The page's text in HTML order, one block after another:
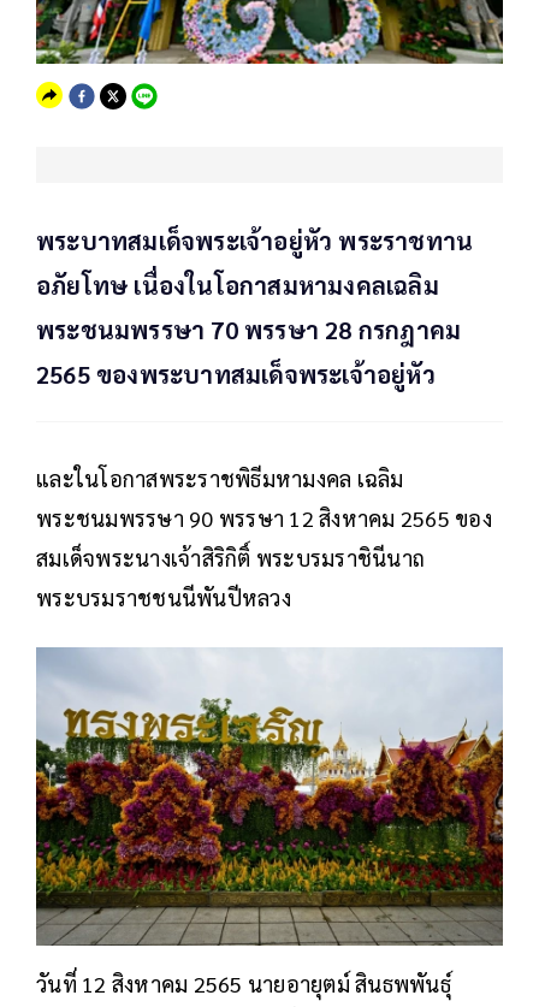
พระบาทสมเด็จพระเจ้าอยู่หัว พระราชทาน
อภัยโทษ เนื่องในโอกาสมหามงคลเฉลิม
พระชนมพรรษา 70 พรรษา 28 กรกฎาคม
2565 ของพระบาทสมเด็จพระเจ้าอยู่หัว
และในโอกาสพระราชพิธีมหามงคล เฉลิม
พระชนมพรรษา 90 พรรษา 12 สิงหาคม 2565 ของ
สมเด็จพระนางเจ้าสิริกิติ์ พระบรมราชินีนาถ
พระบรมราชชนนีพันปีหลวง
วันที่ 12 สิงหาคม 2565 นายอายุตม์ สินธพพันธุ์